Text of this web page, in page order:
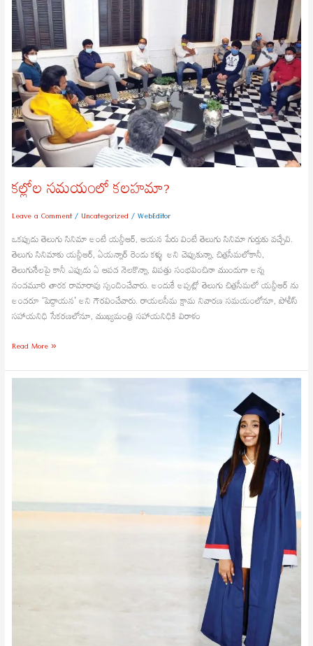
కల్లోల సమయంలో కలహమా?
Leave a Comment/ Uncategorized /WebEditor
ఒకప్పుడు తెలుగు సినిమా అంటే యన్టీఆర్, ఆయన పేరు వింటే తెలుగు సినిమా గుర్తుకు వచ్చేవి.
తెలుగు సినిమాకు యన్టీఆర్, ఏయన్నార్ రెండు కళ్ళు అని చెప్పుకున్నా, చిత్రసీమలోకానీ,
తెలుగునేలపై కానీ ఎప్పుడు ఏ ఆపద నెలకొన్నా, విపత్తు సంభవించినా ముందుగా అన్న
నందమూరి తారక రామారావు స్పందించేవారు. అందుకే అప్పట్లో తెలుగు చిత్రసీమలో యన్టీఆర్ ను
అందరూ ‘పెద్దాయన’ అని గౌరవించేవారు. రాయలసీమ క్షామ నివారణ సమయంలోనూ, పోలీస్
సహాయనిధి సేకరణలోనూ, ముఖ్యమంత్రి సహాయనిధికి విరాళం
కలహమా?
Read More »
ఉప్పలపాటి